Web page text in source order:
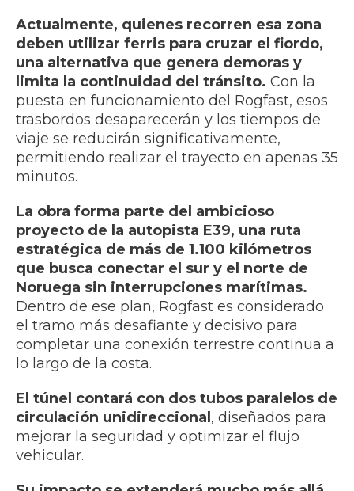
Actualmente, quienes recorren esa zona
deben utilizar ferris para cruzar el fiordo,
una alternativa que genera demoras y
limita la continuidad del tránsito. Con la
puesta en funcionamiento del Rogfast, esos
trasbordos desaparecerán y los tiempos de
viaje se reducirán significativamente,
permitiendo realizar el trayecto en apenas 35
minutos.
La obra forma parte del ambicioso
proyecto de la autopista E39, una ruta
estratégica de más de 1.100 kilómetros
que busca conectar el sur y el norte de
Noruega sin interrupciones marítimas.
Dentro de ese plan, Rogfast es considerado
el tramo más desafiante y decisivo para
completar una conexión terrestre continua a
lo largo de la costa.
El túnel contará con dos tubos paralelos de
circulación unidireccional, diseñados para
mejorar la seguridad y optimizar el flujo
vehicular.